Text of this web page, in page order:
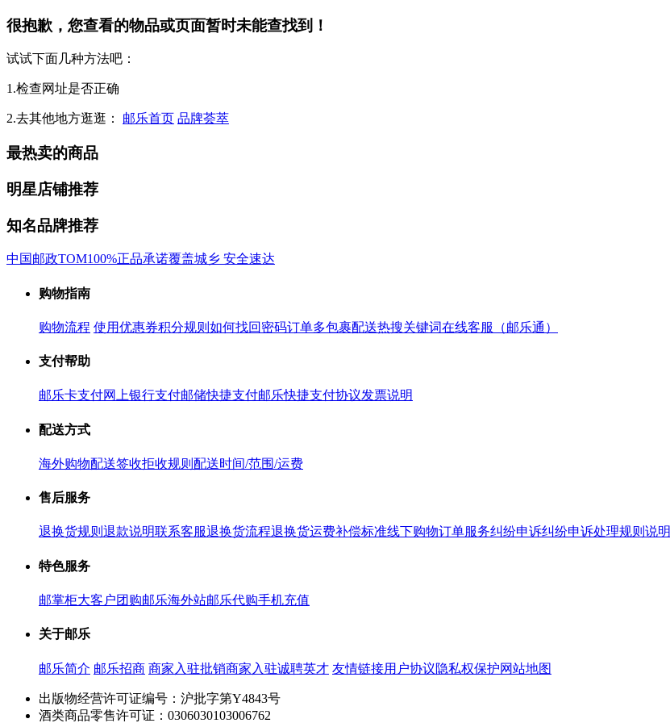
很抱歉，您查看的物品或页面暂时未能查找到！
试试下面几种方法吧：
1.检查网址是否正确
2.去其他地方逛逛： 邮乐首页 品牌荟萃
最热卖的商品
明星店铺推荐
知名品牌推荐
中国邮政TOM100%正品承诺覆盖城乡 安全速达
购物指南
购物流程 使用优惠券积分规则 如何找回密码订单多包裹配送热搜关键词在线客服（邮乐通）
支付帮助
邮乐卡支付网上银行支付邮储快捷支付邮乐快捷支付协议发票说明
配送方式
海外购物配送签收拒收规则 配送时间/范围/运费
售后服务
退换货规则 退款说明联系客服退换货流程退换货运费补偿标准线下购物订单服务纠纷申诉纠纷申诉处理规则说明
特色服务
邮掌柜大客户团购邮乐海外站邮乐代购手机充值
关于邮乐
邮乐简介 邮乐招商 商家入驻批销商家入驻诚聘英才 友情链接用户协议隐私权保护网站地图
出版物经营许可证编号：沪批字第Y4843号
酒类商品零售许可证：0306030103006762